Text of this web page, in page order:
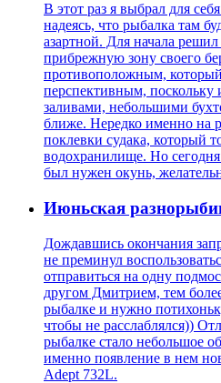
В этот раз я выбрал для
надеясь, что рыбалка там
азартной. Для начала
прибрежную зону своего
противоположным, который
перспективным, поскольку
заливами, небольшими
ближе. Нередко именно на
поклевки судака, который
водохранилище. Но
был нужен окунь,
Июньская
Дождавшись окончания
не преминул
отправиться на одну
другом Дмитрием, тем
рыбалке и нужно
чтобы не расслаблялся))
рыбалке стало небольшое
именно появление в нем
Adept 732L.